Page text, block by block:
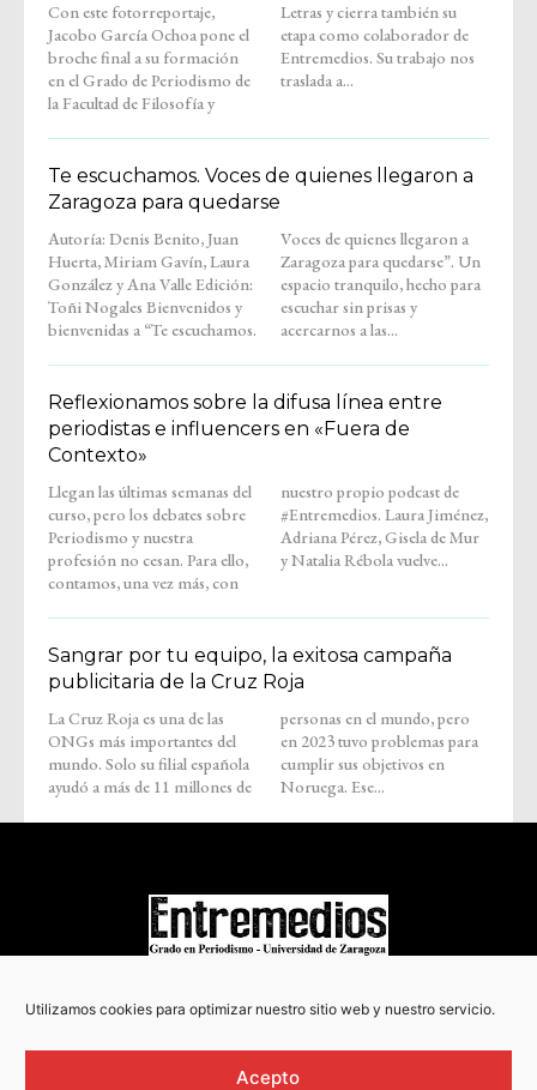
Utilizamos cookies para optimizar nuestro sitio web y nuestro servicio.
Acepto
Con este fotorreportaje,
Jacobo García Ochoa pone el
broche final a su formación
en el Grado de Periodismo de
la Facultad de Filosofía y
Letras y cierra también su
etapa como colaborador de
Entremedios. Su trabajo nos
traslada a...
Te escuchamos. Voces de quienes llegaron a
Zaragoza para quedarse
Autoría: Denis Benito, Juan
Huerta, Miriam Gavín, Laura
González y Ana Valle Edición:
Toñi Nogales Bienvenidos y
bienvenidas a “Te escuchamos.
Voces de quienes llegaron a
Zaragoza para quedarse”. Un
espacio tranquilo, hecho para
escuchar sin prisas y
acercarnos a las...
Reflexionamos sobre la difusa línea entre
periodistas e influencers en «Fuera de
Contexto»
Llegan las últimas semanas del
curso, pero los debates sobre
Periodismo y nuestra
profesión no cesan. Para ello,
contamos, una vez más, con
nuestro propio podcast de
#Entremedios. Laura Jiménez,
Adriana Pérez, Gisela de Mur
y Natalia Rébola vuelve...
Sangrar por tu equipo, la exitosa campaña
publicitaria de la Cruz Roja
La Cruz Roja es una de las
ONGs más importantes del
mundo. Solo su filial española
ayudó a más de 11 millones de
personas en el mundo, pero
en 2023 tuvo problemas para
cumplir sus objetivos en
Noruega. Ese...